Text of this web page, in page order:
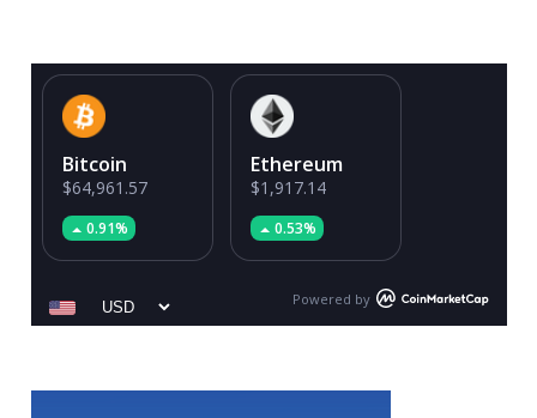
Bitcoin
$64,961.57
0.91%
Ethereum
$1,917.14
0.53%
Powered by